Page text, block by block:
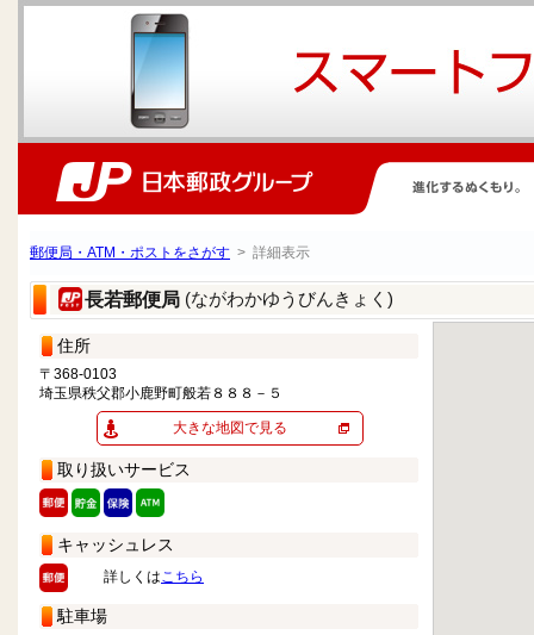
郵便局・ATM・ポストをさがす > 詳細表示
長若郵便局 (ながわかゆうびんきょく)
住所
〒368-0103
埼玉県秩父郡小鹿野町般若８８８－５
大きな地図で見る
取り扱いサービス
キャッシュレス
詳しくはこちら
駐車場